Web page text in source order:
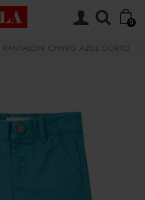
0
PANTALÓN CHINO AZUL CORTO